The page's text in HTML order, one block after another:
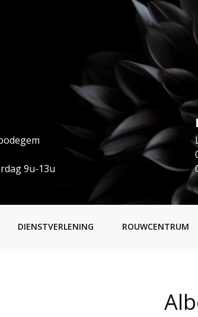
9u-13u
DIENSTVERLENING ROUWCENTRUM